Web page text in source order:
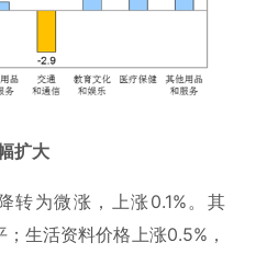
扩大
转为微涨，上涨0.1%。其
生活资料价格上涨0.5%，